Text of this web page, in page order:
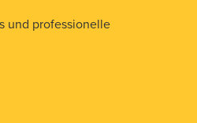
und professionelle